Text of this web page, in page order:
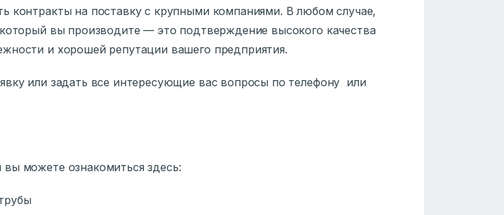
контракты на поставку с крупными компаниями. В любом случае,
вы производите — это подтверждение высокого качества
и хорошей репутации вашего предприятия.
или задать все интересующие вас вопросы по телефону или
можете ознакомиться здесь: